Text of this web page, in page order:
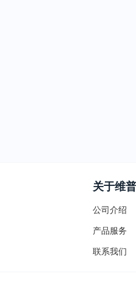
关于维普
公司介绍
产品服务
联系我们